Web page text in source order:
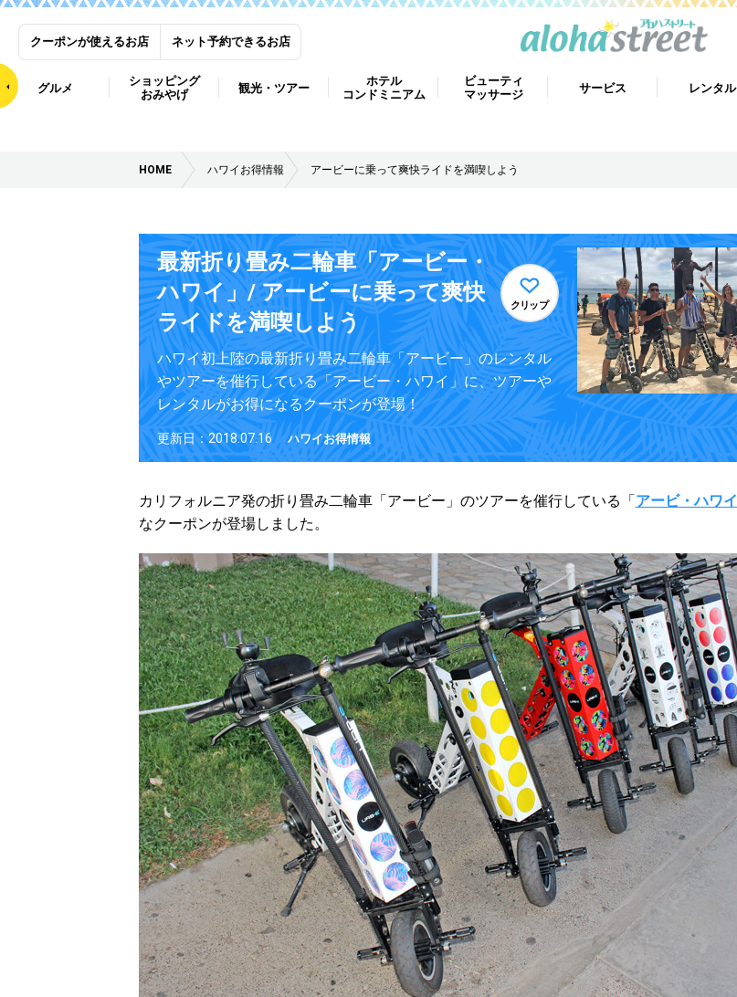
クーポンが使えるお店 ネット予約できるお店
グルメ
ショッピング
おみやげ
観光・ツアー
ホテル
コンドミニアム
ビューティ
マッサージ
サービス レンタル
HOME ハワイお得情報 アービーに乗って爽快ライドを満喫しよう
最新折り畳み二輪車「アービー・
ハワイ」/ アービーに乗って爽快
ライドを満喫しよう
クリップ
ハワイ初上陸の最新折り畳み二輪車「アービー」のレンタル
やツアーを催行している「アービー・ハワイ」に、ツアーや
レンタルがお得になるクーポンが登場！
更新日：2018.07.16 ハワイお得情報
カリフォルニア発の折り畳み二輪車「アービー」のツアーを催行している「アービ・ハワイ
なクーポンが登場しました。